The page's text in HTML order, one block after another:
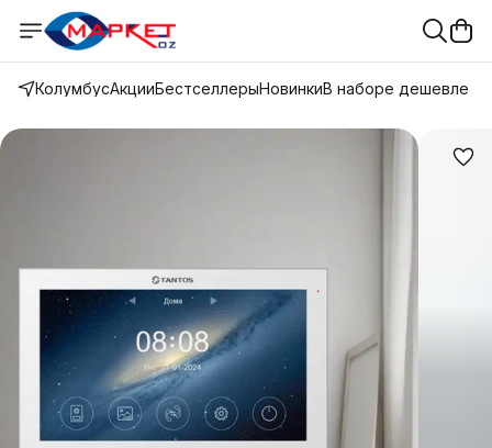
КолумбусАкцииБестселлерыНовинкиВ наборе дешевле